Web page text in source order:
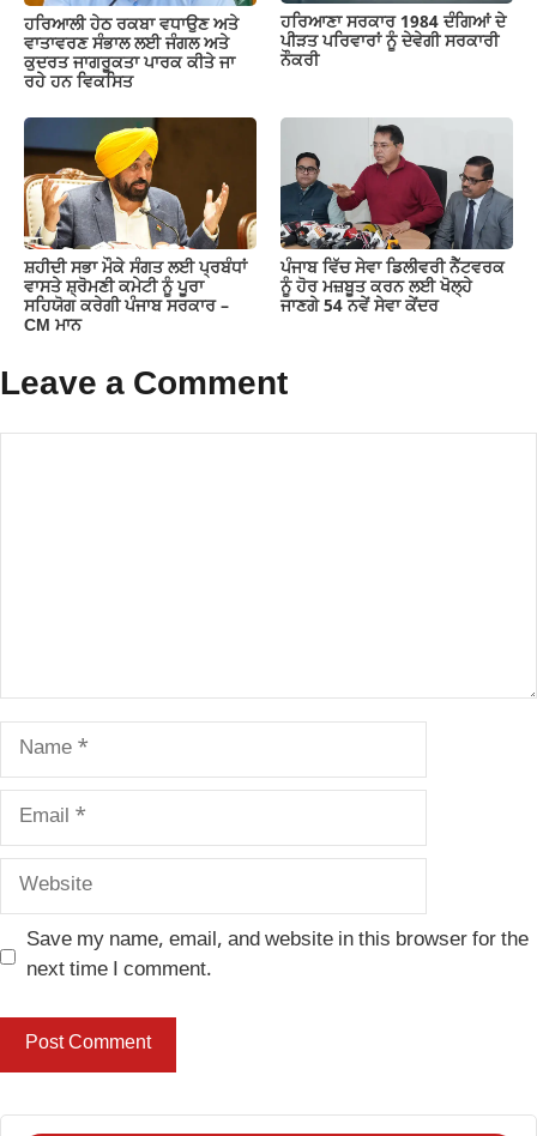
ਹਰਿਆਲੀ ਹੇਠ ਰਕਬਾ ਵਧਾਉਣ ਅਤੇ
ਵਾਤਾਵਰਣ ਸੰਭਾਲ ਲਈ ਜੰਗਲ ਅਤੇ
ਕੁਦਰਤ ਜਾਗਰੂਕਤਾ ਪਾਰਕ ਕੀਤੇ ਜਾ
ਰਹੇ ਹਨ ਵਿਕਸਿਤ
ਹਰਿਆਣਾ ਸਰਕਾਰ 1984 ਦੰਗਿਆਂ ਦੇ
ਪੀੜਤ ਪਰਿਵਾਰਾਂ ਨੂੰ ਦੇਵੇਗੀ ਸਰਕਾਰੀ
ਨੌਕਰੀ
ਸ਼ਹੀਦੀ ਸਭਾ ਮੌਕੇ ਸੰਗਤ ਲਈ ਪ੍ਰਬੰਧਾਂ
ਵਾਸਤੇ ਸ਼੍ਰੋਮਣੀ ਕਮੇਟੀ ਨੂੰ ਪੂਰਾ
ਸਹਿਯੋਗ ਕਰੇਗੀ ਪੰਜਾਬ ਸਰਕਾਰ –
CM ਮਾਨ
ਪੰਜਾਬ ਵਿੱਚ ਸੇਵਾ ਡਿਲੀਵਰੀ ਨੈੱਟਵਰਕ
ਨੂੰ ਹੋਰ ਮਜ਼ਬੂਤ ਕਰਨ ਲਈ ਖੋਲ੍ਹੇ
ਜਾਣਗੇ 54 ਨਵੇਂ ਸੇਵਾ ਕੇਂਦਰ
Leave a Comment
Name
Email
Website
Save my name, email, and website in this browser for the
next time I comment.